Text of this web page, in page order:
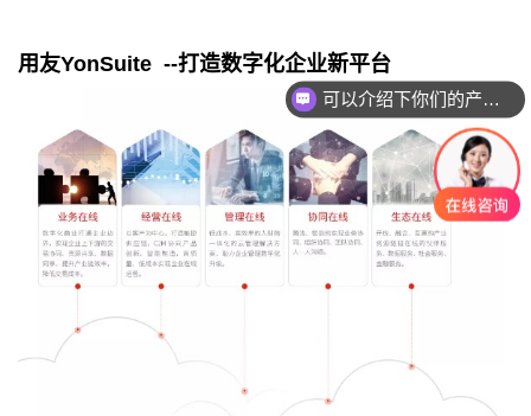
用友YonSuite --打造数字化企业新平台
你们是怎么收费的呢？